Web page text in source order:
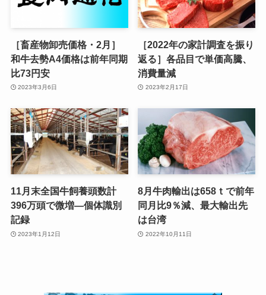
［畜産物卸売価格・2月］
和牛去勢A4価格は前年同期
比73円安
2023年3月6日
［2022年の家計調査を振り
返る］各品目で単価高騰、
消費量減
2023年2月17日
11月末全国牛飼養頭数計
396万頭で微増—個体識別
記録
2023年1月12日
8月牛肉輸出は658ｔで前年
同月比9％減、最大輸出先
は台湾
2022年10月11日